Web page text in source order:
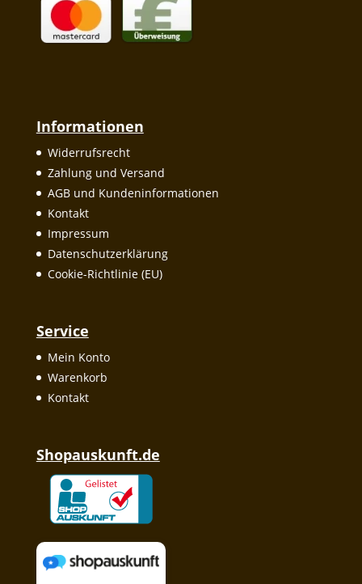
Informationen
Widerrufsrecht
Zahlung und Versand
AGB und Kundeninformationen
Kontakt
Impressum
Datenschutzerklärung
Cookie-Richtlinie (EU)
Service
Mein Konto
Warenkorb
Kontakt
Shopauskunft.de